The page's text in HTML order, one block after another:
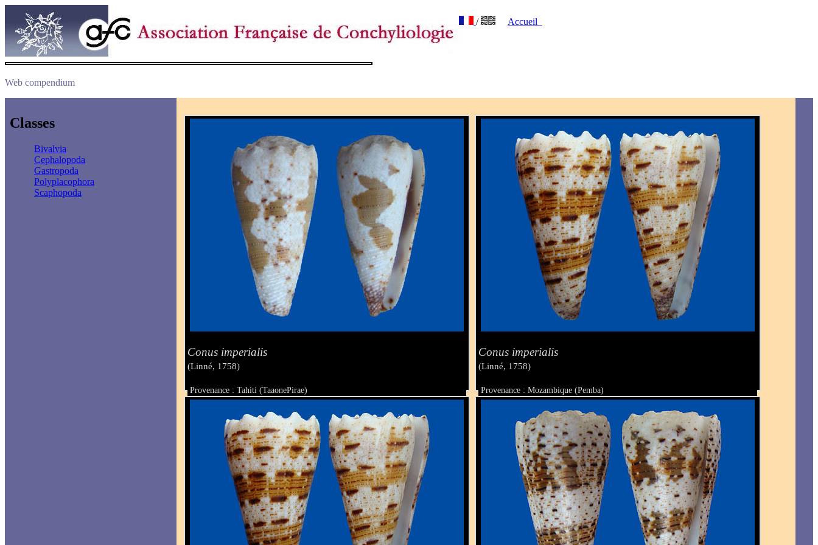
/ Accueil
Web compendium
Classes
Bivalvia
Cephalopoda
Gastropoda
Polyplacophora
Scaphopoda
Conus imperialis
(Linné, 1758)
Provenance : Tahiti (TaaonePirae)
Taille : 29.5 mm
Conus imperialis
(Linné, 1758)
Provenance : Mozambique (Pemba)
Taille : 56.3 mm